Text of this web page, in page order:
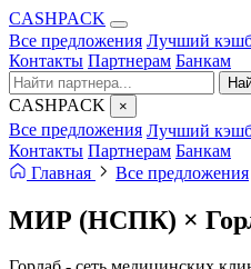
CASHPACK
Все предложения Лучший
Контакты Партнерам Банкам
CASHPACK ×
Все предложения Лучший
Контакты Партнерам Банкам
Главная
Все предложения
МИР (НСПК) ×